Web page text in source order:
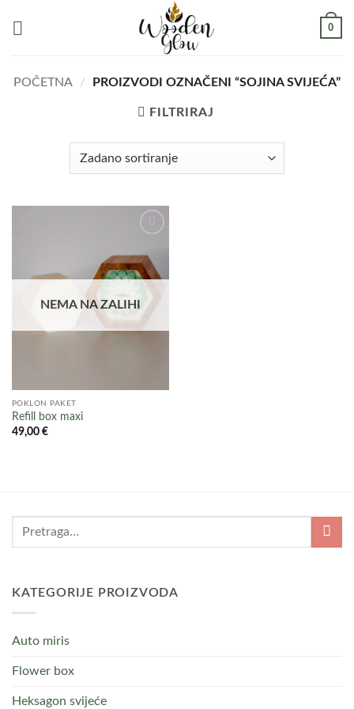
0
POČETNA / PROIZVODI OZNAČENI “SOJINA SVIJEĆA”
FILTRIRAJ
wishlist
NEMA NA ZALIHI
POKLON PAKET
Refill box maxi
49,00 €
KATEGORIJE PROIZVODA
Auto miris
Flower box
Heksagon svijeće